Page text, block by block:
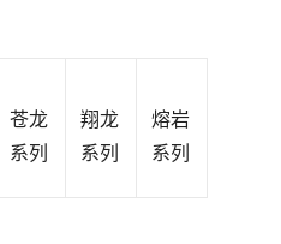
苍龙
系列
翔龙
系列
熔岩
系列